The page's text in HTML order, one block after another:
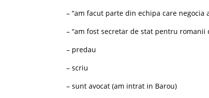
– “am facut parte din echipa care negocia
– “am fost secretar de stat pentru
– predau
– scriu
– sunt avocat (am intrat in Barou)